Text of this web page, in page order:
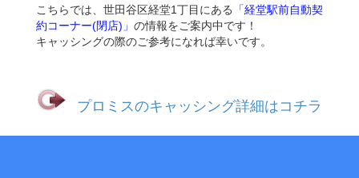
こちらでは、世田谷区経堂1丁目にある
「経堂駅前自動契
約コーナー(閉店)」 の情報をご案内中です！
キャッシングの際のご参考になれば幸いです。
プロミスのキャッシング詳細はコチラ